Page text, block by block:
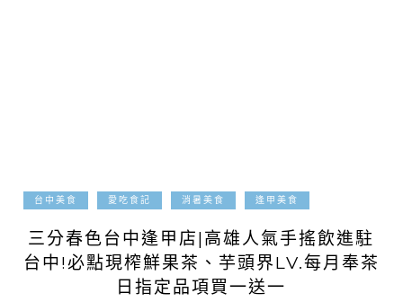
台中美食 愛吃食記 消暑美食 逢甲美食
三分春色台中逢甲店|高雄人氣手搖飲進駐
台中!必點現榨鮮果茶、芋頭界LV.每月奉茶
日指定品項買一送一